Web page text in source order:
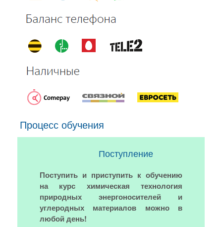
Процесс обучения
Поступление
Поступить и приступить к обучению
на курс химическая технология
природных энергоносителей и
углеродных материалов можно в
любой день!